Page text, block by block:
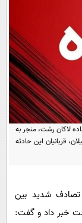
سواری پژو ۲۰۶ با قطار در جاده لاکان رشت، منجر به
قربانیان این حادثه
تصادف شدید بین
لاکان رشت خبر داد و گفت: